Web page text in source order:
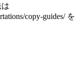
copy-guides/ を